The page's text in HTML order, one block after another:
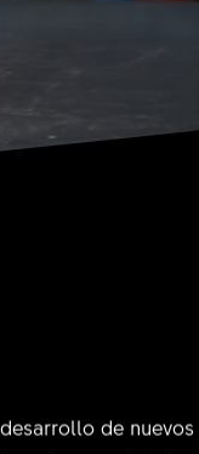
de nuevos